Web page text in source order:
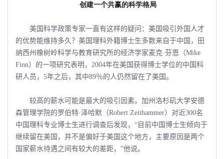
创建一个共赢的科学格局
美国科学政策专家一直有这样的疑问：美国吸引外国人才
的优势能维持多久？美国理科外籍博士生多数来自于中国，田
纳西州橡树岭科学与教育研究所的经济学家麦克·芬恩（Mike
Finn）的一项研究表明，2004年在美国获得博士学位的中国科
研人员，5年之后，其中89％的人仍然留在了美国。
较高的薪水可能是最大的吸引因素。加州洛杉矶大学安德
森管理学院的罗伯特·泽哈默（Robert Zeithammer）对近300名
中国理科专业博士生进行调查后发现，“目前中国博士生倾向于
继续留在美国，并不是偏好于美国这个地方，主要原因是两个
国家薪水待遇之间有较大的差距，”他说。